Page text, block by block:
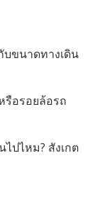
บขนาดทางเดิน
อรอยล้อรถ
ปไหม? สังเกต